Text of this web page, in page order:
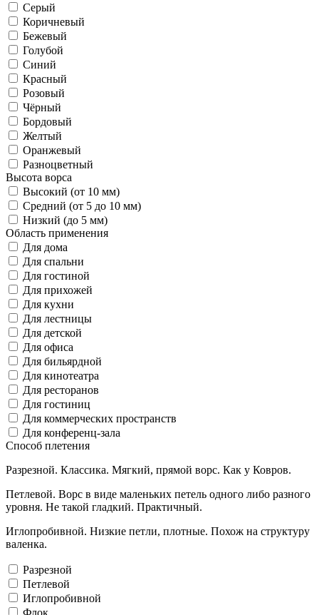
Серый
Коричневый
Бежевый
Голубой
Синий
Красный
Розовый
Чёрный
Бордовый
Желтый
Оранжевый
Разноцветный
Высота ворса
Высокий (от 10 мм)
Средний (от 5 до 10 мм)
Низкий (до 5 мм)
Область применения
Для дома
Для спальни
Для гостиной
Для прихожей
Для кухни
Для лестницы
Для детской
Для офиса
Для бильярдной
Для кинотеатра
Для ресторанов
Для гостиниц
Для коммерческих пространств
Для конференц-зала
Способ плетения
Разрезной. Классика. Мягкий, прямой ворс. Как у Ковров.
Петлевой. Ворс в виде маленьких петель одного либо разного
уровня. Не такой гладкий. Практичный.
Иглопробивной. Низкие петли, плотные. Похож на структуру
валенка.
Разрезной
Петлевой
Иглопробивной
Флок